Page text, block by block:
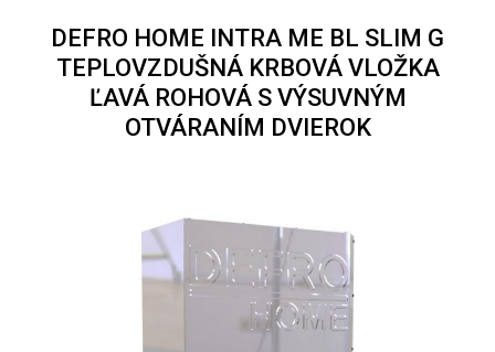
DEFRO HOME INTRA ME BL SLIM G
TEPLOVZDUŠNÁ KRBOVÁ VLOŽKA
ĽAVÁ ROHOVÁ S VÝSUVNÝM
OTVÁRANÍM DVIEROK